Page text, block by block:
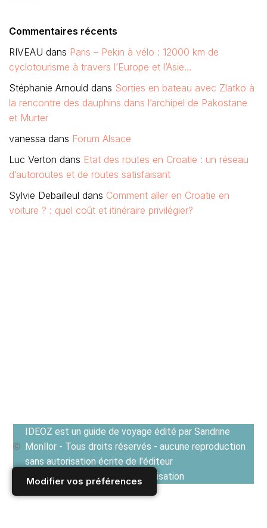
Modifier vos préférences
Commentaires récents
RIVEAU dans Paris – Pekin à vélo : 12000 km de
cyclotourisme à travers l’Europe et l’Asie…
Stéphanie Arnould dans Sorties en bateau avec Zlatko à
la rencontre des dauphins dans l’archipel de Pakostane
et Murter
vanessa dans Forum Alsace
Luc Verton dans Etat des routes en Croatie : un réseau
d’autoroutes et de routes satisfaisant
Sylvie Debailleul dans Comment aller en Croatie en
voiture ? : quel coût et itinéraire privilégier?
IDEOZ est un guide de voyage édité par Sandrine
Monllor - Tous droits réservés - aucune reproduction
sans autorisation écrite de l'éditeur
Voir les Conditions générales d'utilisation